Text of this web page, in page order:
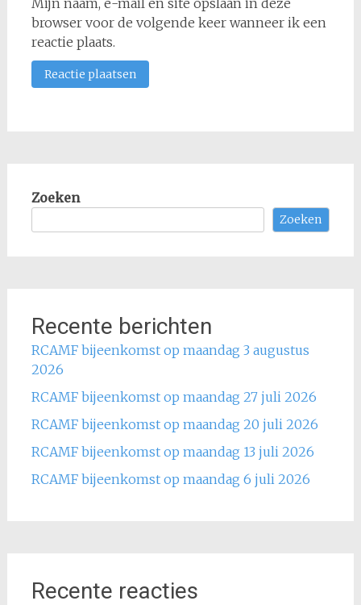
Mijn naam, e-mail en site opslaan in deze
browser voor de volgende keer wanneer ik een
reactie plaats.
Zoeken
Zoeken
Recente berichten
RCAMF bijeenkomst op maandag 3 augustus
2026
RCAMF bijeenkomst op maandag 27 juli 2026
RCAMF bijeenkomst op maandag 20 juli 2026
RCAMF bijeenkomst op maandag 13 juli 2026
RCAMF bijeenkomst op maandag 6 juli 2026
Recente reacties